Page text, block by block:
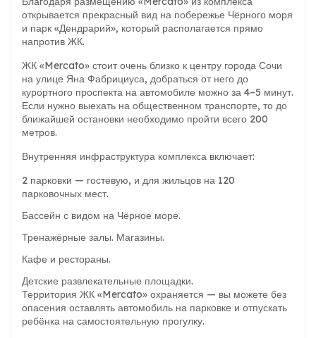
открывается прекрасный вид на побережье Чёрного моря
и парк «Дендрарий», который располагается прямо
напротив ЖК.
ЖК «Mercato» стоит очень близко к центру города Сочи
на улице Яна Фабрициуса, добраться от него до
курортного проспекта на автомобиле можно за 4–5 минут.
Если нужно выехать на общественном транспорте, то до
ближайшей остановки необходимо пройти всего 200
метров.
Внутренняя инфраструктура комплекса включает:
2 парковки — гостевую, и для жильцов на 120
парковочных мест.
Бассейн с видом на Чёрное море.
Тренажёрные залы. Магазины.
Кафе и рестораны.
Детские развлекательные площадки.
Территория ЖК «Mercato» охраняется — вы можете без
опасения оставлять автомобиль на парковке и отпускать
ребёнка на самостоятельную прогулку.